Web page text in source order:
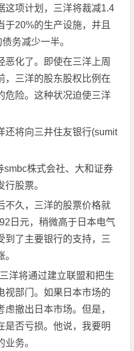
这项计划，三洋将裁减1.4
于20%的生产设施，并且
务减少一半。
化了。即使在三洋上周
，三洋的股东股权比例在
危险。这种状况迫使三洋
将向三井住友银行(sumit
株式会社、大和证券
股票。
久，三洋的股票价格就
日元，稍微高于日本电气
到了主要银行的支持，三
将通过建立联盟和把生
视部门。如果日本市场的
撤出日本市场。但是，
是否亏损。他说，我要明
务。